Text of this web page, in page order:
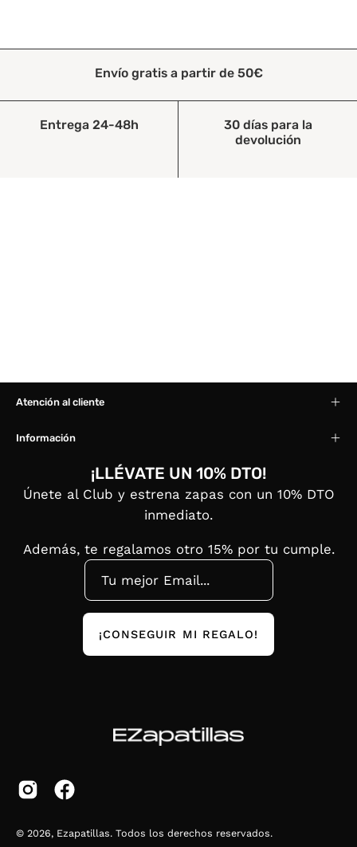
Envío gratis a partir de 50€
Entrega 24-48h
30 días para la
devolución
Atención al cliente
Información
¡LLÉVATE UN 10% DTO!
Únete al Club y estrena zapas con un 10% DTO
inmediato.
Además, te regalamos otro 15% por tu cumple.
¡CONSEGUIR MI REGALO!
© 2026, Ezapatillas. Todos los derechos reservados.